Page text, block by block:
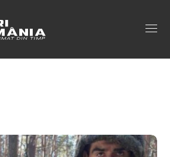
soldatii rusi Tag